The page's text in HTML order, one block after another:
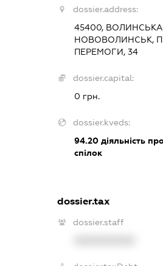
dossier.address:
45400,
НОВОВОЛИНСЬК,
ПЕРЕМОГИ, 34
dossier.capital:
0 грн.
dossier.kveds:
94.20діяльність
спілок
dossier.tax
dossier.staff